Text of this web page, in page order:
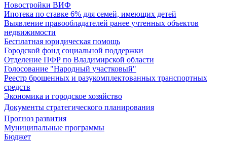
Новостройки ВИФ
Ипотека по ставке 6% для семей, имеющих детей
Выявление правообладателей ранее учтенных объектов
недвижимости
Бесплатная юридическая помощь
Городской фонд социальной поддержки
Отделение ПФР по Владимирской области
Голосование "Народный участковый"
Реестр брошенных и разукомплектованных транспортных
средств
Экономика и городское хозяйство
Документы стратегического планирования
Прогноз развития
Муниципальные программы
Бюджет